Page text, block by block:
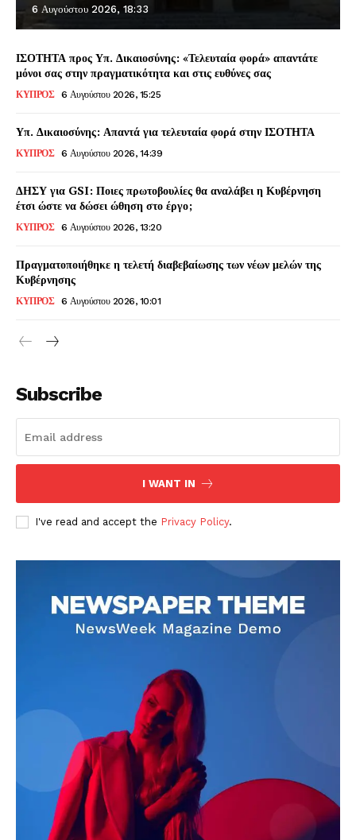
6 Αυγούστου 2026, 18:33
ΙΣΟΤΗΤΑ προς Υπ. Δικαιοσύνης: «Τελευταία φορά» απαντάτε
μόνοι σας στην πραγματικότητα και στις ευθύνες σας
ΚΥΠΡΟΣ 6 Αυγούστου 2026, 15:25
Υπ. Δικαιοσύνης: Απαντά για τελευταία φορά στην ΙΣΟΤΗΤΑ
ΚΥΠΡΟΣ 6 Αυγούστου 2026, 14:39
ΔΗΣΥ για GSI: Ποιες πρωτοβουλίες θα αναλάβει η Κυβέρνηση
έτσι ώστε να δώσει ώθηση στο έργο;
ΚΥΠΡΟΣ 6 Αυγούστου 2026, 13:20
Πραγματοποιήθηκε η τελετή διαβεβαίωσης των νέων μελών της
Κυβέρνησης
ΚΥΠΡΟΣ 6 Αυγούστου 2026, 10:01
Subscribe
I WANT IN
I've read and accept the Privacy Policy.